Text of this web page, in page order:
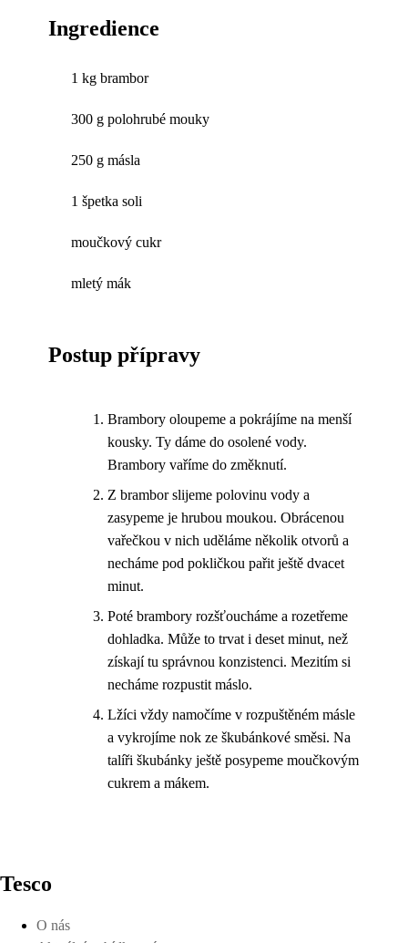
Ingredience
1 kg brambor
300 g polohrubé mouky
250 g másla
1 špetka soli
moučkový cukr
mletý mák
Postup přípravy
Brambory oloupeme a pokrájíme na menší
kousky. Ty dáme do osolené vody.
Brambory vaříme do změknutí.
Z brambor slijeme polovinu vody a
zasypeme je hrubou moukou. Obrácenou
vařečkou v nich uděláme několik otvorů a
necháme pod pokličkou pařit ještě dvacet
minut.
Poté brambory rozšťoucháme a rozetřeme
dohladka. Může to trvat i deset minut, než
získají tu správnou konzistenci. Mezitím si
necháme rozpustit máslo.
Lžíci vždy namočíme v rozpuštěném másle
a vykrojíme nok ze škubánkové směsi. Na
talíři škubánky ještě posypeme moučkovým
cukrem a mákem.
Tesco
O nás